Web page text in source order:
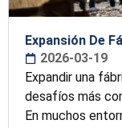
Expansión De
2026-03-19
Expandir una
desafíos más
En muchos